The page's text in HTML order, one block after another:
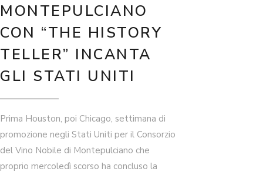
MONTEPULCIANO
CON “THE HISTORY
TELLER” INCANTA
GLI STATI UNITI
Prima Houston, poi Chicago, settimana di
promozione negli Stati Uniti per il Consorzio
del Vino Nobile di Montepulciano che
proprio mercoledì scorso ha concluso la